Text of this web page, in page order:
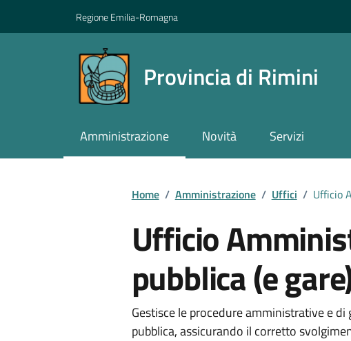
Regione Emilia-Romagna
Provincia di Rimini
Amministrazione Novità Servizi
Home / Amministrazione / Uffici / Ufficio
Ufficio
pubblica (e
Gestisce le procedure amministrative e
pubblica, assicurando il corretto